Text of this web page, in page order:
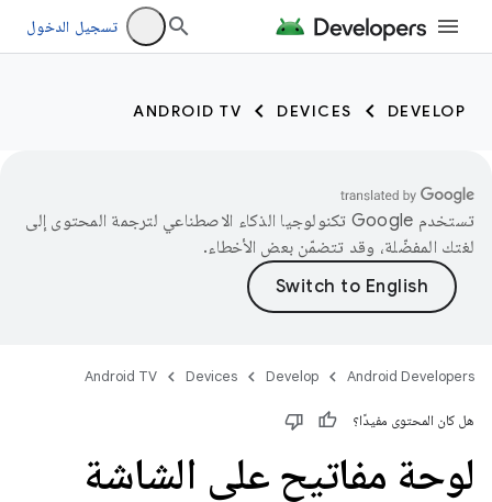
تسجيل الدخول
DEVELOP
DEVICES
ANDROID TV
تستخدم Google تكنولوجيا الذكاء الاصطناعي لترجمة المحتوى إلى
لغتك المفضّلة، وقد تتضمّن بعض الأخطاء.
Android Developers
Develop
Devices
Android TV
هل كان المحتوى مفيدًا؟
لوحة مفاتيح على الشاشة